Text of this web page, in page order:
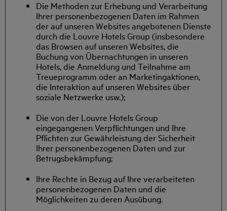
Die Methoden zur Erhebung und Verarbeitung
Ihrer personenbezogenen Daten im Rahmen
der auf unseren Websites angebotenen Dienste
durch die Louvre Hotels Group (insbesondere
das Browsen auf unseren Websites, die
Buchung von Übernachtungen in unseren
Hotels, die Anmeldung und Teilnahme am
Treueprogramm oder an Marketingaktionen,
die Interaktion auf unseren Websites über
soziale Netzwerke usw.);
Die von der Louvre Hotels Group
eingegangenen Verpflichtungen und Ihre
Pflichten zur Gewährleistung der Sicherheit
Ihrer personenbezogenen Daten und zur
Betrugsbekämpfung;
Ihre Rechte in Bezug auf Ihre verarbeiteten
personenbezogenen Daten und die
Möglichkeiten zu deren Ausübung.